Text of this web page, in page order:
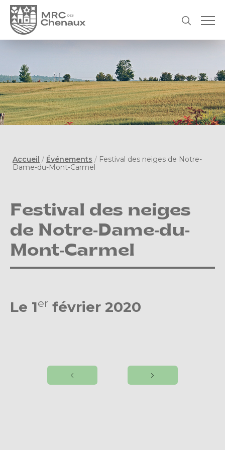
Accueil / Événements / Festival des neiges de Notre-
Dame-du-Mont-Carmel
Festival des neiges
de Notre-Dame-du-
Mont-Carmel
Le 1er février 2020